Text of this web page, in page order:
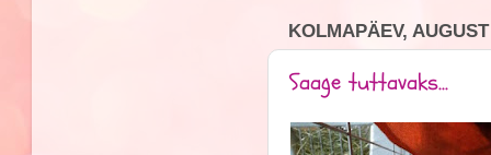
KOLMAPÄEV,
Saage tuttavaks...